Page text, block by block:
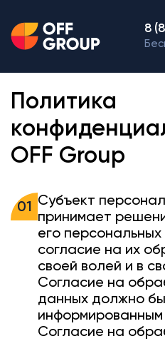
8
Политика
OFF Group
01
Субъект
принимает
его
согласие на их
своей волей и в
Согласие на
данных должно
информированным
Согласие на